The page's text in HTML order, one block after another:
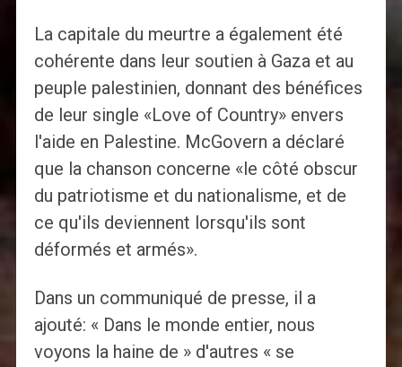
La capitale du meurtre a également été
cohérente dans leur soutien à Gaza et au
peuple palestinien, donnant des bénéfices
de leur single «Love of Country» envers
l'aide en Palestine. McGovern a déclaré
que la chanson concerne «le côté obscur
du patriotisme et du nationalisme, et de
ce qu'ils deviennent lorsqu'ils sont
déformés et armés».
Dans un communiqué de presse, il a
ajouté: « Dans le monde entier, nous
voyons la haine de » d'autres « se